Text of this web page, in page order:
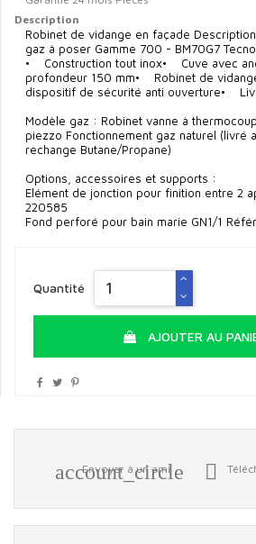
Description
Robinet de vidange en façade
gaz à poser Gamme 700 - BM70G7
• Construction tout inox• Cuve avec
profondeur 150 mm• Robinet de
dispositif de sécurité anti ouverture•
Modèle gaz : Robinet vanne à
piezzo Fonctionnement gaz naturel (livré
rechange Butane/Propane)
Options, accessoires et supports :
Elément de jonction pour finition entre 2
220585
Fond perforé pour bain marie GN1/1
Quantité
AJOUTER AU
account_circle
Envoyer à un ami 